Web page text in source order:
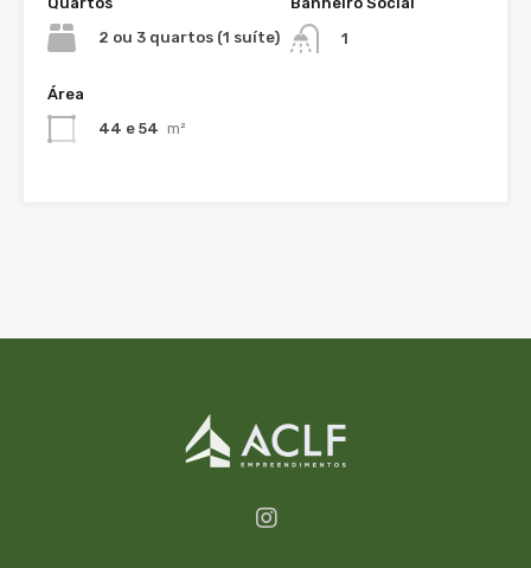
2 ou 3 quartos (1 suíte)
1
Área
44 e 54 m²